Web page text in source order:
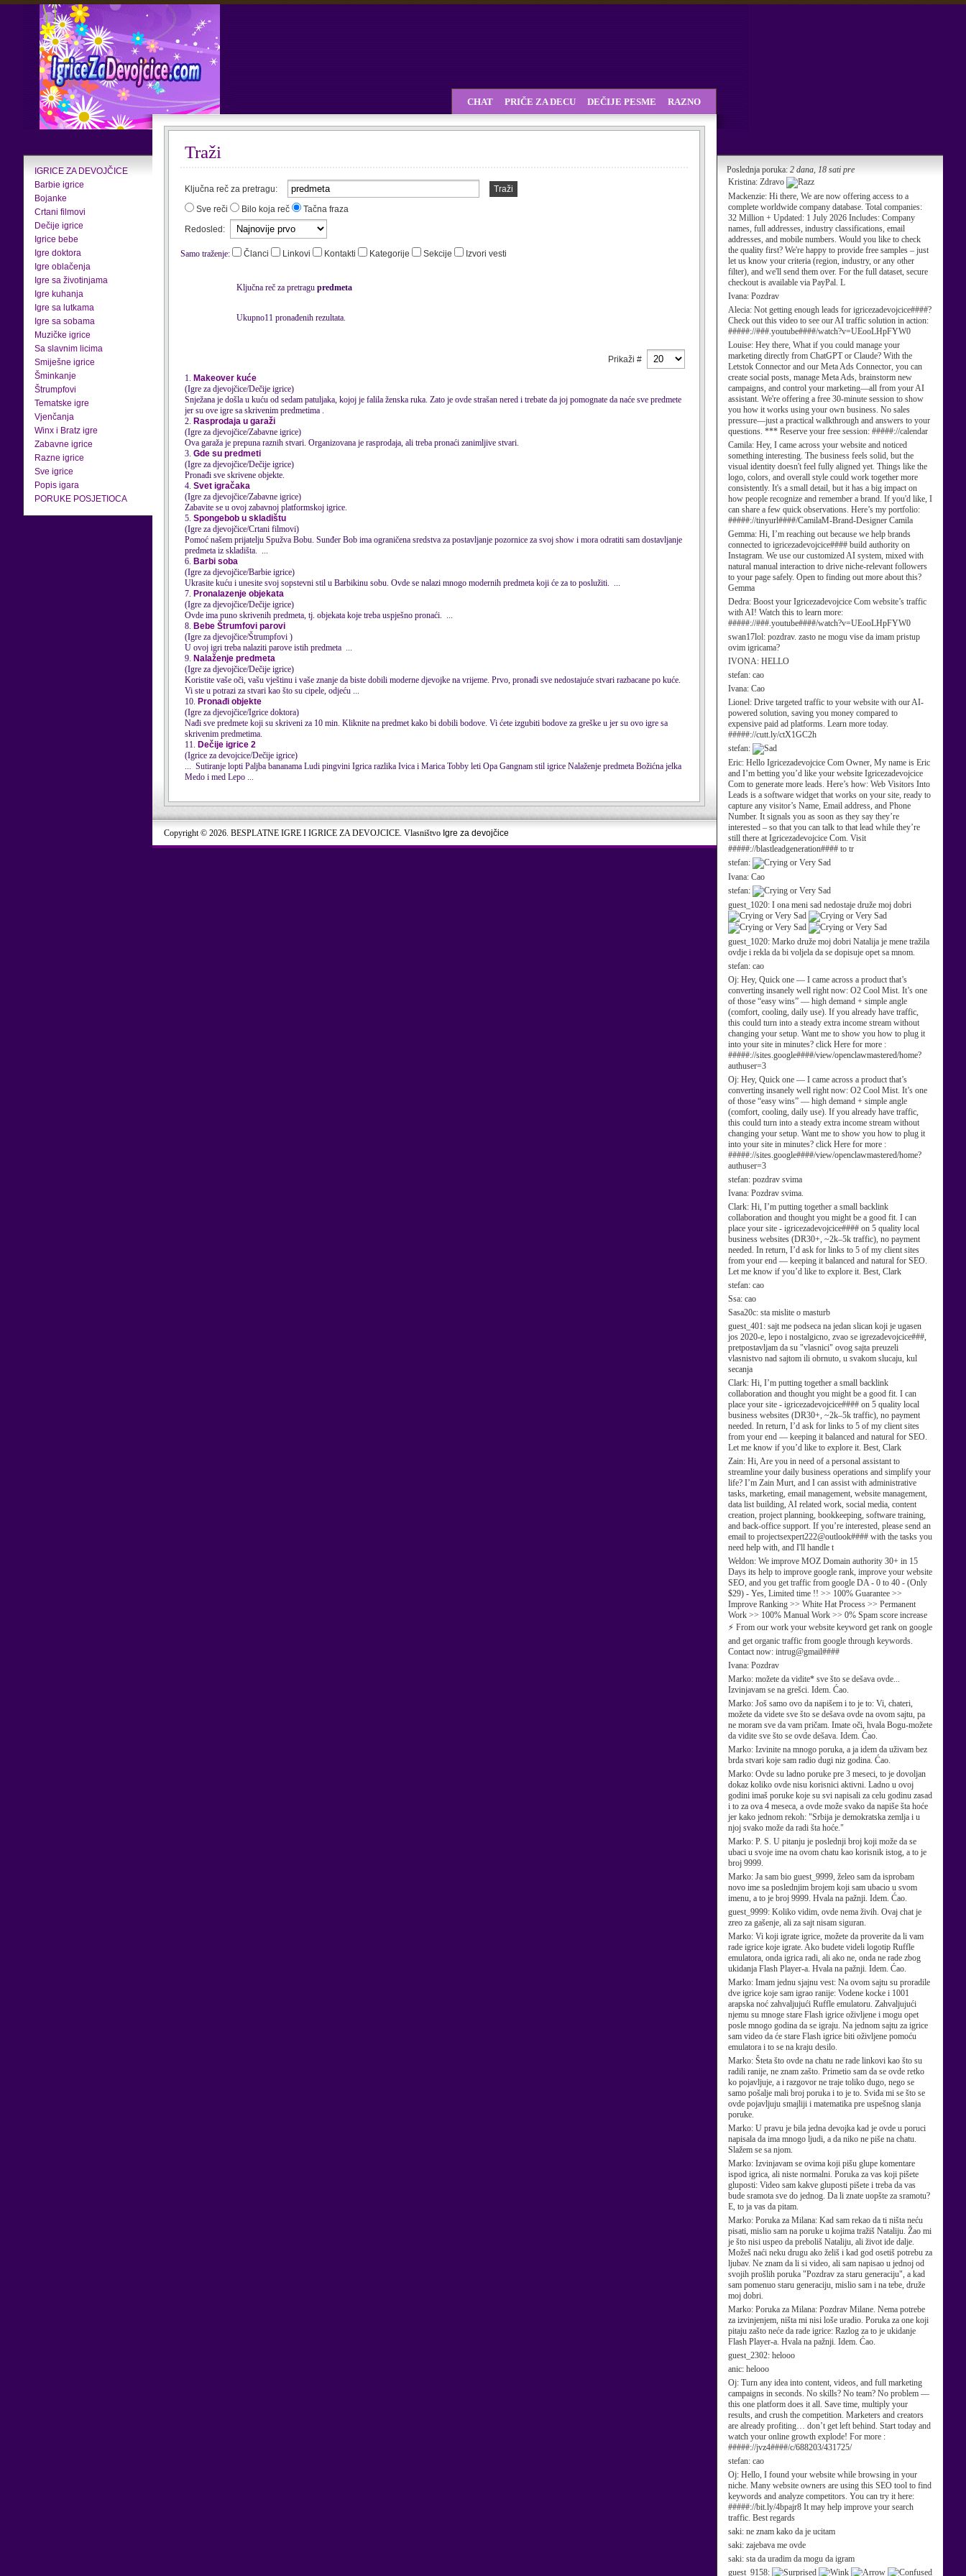
IGRICE ZA DEVOJČICE
Barbie igrice
Bojanke
Crtani filmovi
Dečije igrice
Igrice bebe
Igre doktora
Igre oblačenja
Igre sa životinjama
Igre kuhanja
Igre sa lutkama
Igre sa sobama
Muzičke igrice
Sa slavnim licima
Smiješne igrice
Šminkanje
Štrumpfovi
Tematske igre
Vjenčanja
Winx i Bratz igre
Zabavne igrice
Razne igrice
Sve igrice
Popis igara
PORUKE POSJETIOCA
Poslednja poruka: 2 dana, 18 sati pre
Kristina: Zdravo
Mackenzie: Hi there, We are now offering access to a
complete worldwide company database. Total companies:
32 Million + Updated: 1 July 2026 Includes: Company
names, full addresses, industry classifications, email
addresses, and mobile numbers. Would you like to check
the quality first? We're happy to provide free samples – just
let us know your criteria (region, industry, or any other
filter), and we'll send them over. For the full dataset, secure
checkout is available via PayPal. L
Ivana: Pozdrav
Alecia: Not getting enough leads for igricezadevojcice####?
Check out this video to see our AI traffic solution in action:
#####://###.youtube####/watch?v=UEooLHpFYW0
Louise: Hey there, What if you could manage your
marketing directly from ChatGPT or Claude? With the
Letstok Connector and our Meta Ads Connector, you can
create social posts, manage Meta Ads, brainstorm new
campaigns, and control your marketing—all from your AI
assistant. We're offering a free 30-minute session to show
you how it works using your own business. No sales
pressure—just a practical walkthrough and answers to your
questions. *** Reserve your free session: #####://calendar
Camila: Hey, I came across your website and noticed
something interesting. The business feels solid, but the
visual identity doesn't feel fully aligned yet. Things like the
logo, colors, and overall style could work together more
consistently. It's a small detail, but it has a big impact on
how people recognize and remember a brand. If you'd like, I
can share a few quick observations. Here’s my portfolio:
#####://tinyurl####/CamilaM-Brand-Designer Camila
Gemma: Hi, I’m reaching out because we help brands
connected to igricezadevojcice#### build authority on
Instagram. We use our customized AI system, mixed with
natural manual interaction to drive niche-relevant followers
to your page safely. Open to finding out more about this?
Gemma
Dedra: Boost your Igricezadevojcice Com website’s traffic
with AI! Watch this to learn more:
#####://###.youtube####/watch?v=UEooLHpFYW0
swan17lol: pozdrav. zasto ne mogu vise da imam pristup
ovim igricama?
IVONA: HELLO
stefan: cao
Ivana: Cao
Lionel: Drive targeted traffic to your website with our AI-
powered solution, saving you money compared to
expensive paid ad platforms. Learn more today.
#####://cutt.ly/ctX1GC2h
stefan:
Eric: Hello Igricezadevojcice Com Owner, My name is Eric
and I’m betting you’d like your website Igricezadevojcice
Com to generate more leads. Here’s how: Web Visitors Into
Leads is a software widget that works on your site, ready to
capture any visitor’s Name, Email address, and Phone
Number. It signals you as soon as they say they’re
interested – so that you can talk to that lead while they’re
still there at Igricezadevojcice Com. Visit
#####://blastleadgeneration#### to tr
stefan:
Ivana: Cao
stefan:
guest_1020: I ona meni sad nedostaje druže moj dobri
guest_1020: Marko druže moj dobri Natalija je mene tražila
ovdje i rekla da bi voljela da se dopisuje opet sa mnom.
stefan: cao
Oj: Hey, Quick one — I came across a product that’s
converting insanely well right now: O2 Cool Mist. It’s one
of those “easy wins” — high demand + simple angle
(comfort, cooling, daily use). If you already have traffic,
this could turn into a steady extra income stream without
changing your setup. Want me to show you how to plug it
into your site in minutes? click Here for more :
#####://sites.google####/view/openclawmastered/home?
authuser=3
Oj: Hey, Quick one — I came across a product that’s
converting insanely well right now: O2 Cool Mist. It’s one
of those “easy wins” — high demand + simple angle
(comfort, cooling, daily use). If you already have traffic,
this could turn into a steady extra income stream without
changing your setup. Want me to show you how to plug it
into your site in minutes? click Here for more :
#####://sites.google####/view/openclawmastered/home?
authuser=3
stefan: pozdrav svima
Ivana: Pozdrav svima.
Clark: Hi, I’m putting together a small backlink
collaboration and thought you might be a good fit. I can
place your site - igricezadevojcice#### on 5 quality local
business websites (DR30+, ~2k–5k traffic), no payment
needed. In return, I’d ask for links to 5 of my client sites
from your end — keeping it balanced and natural for SEO.
Let me know if you’d like to explore it. Best, Clark
stefan: cao
Ssa: cao
Sasa20c: sta mislite o masturb
guest_401: sajt me podseca na jedan slican koji je ugasen
jos 2020-e, lepo i nostalgicno, zvao se igrezadevojcice###,
pretpostavljam da su "vlasnici" ovog sajta preuzeli
vlasnistvo nad sajtom ili obrnuto, u svakom slucaju, kul
secanja
Clark: Hi, I’m putting together a small backlink
collaboration and thought you might be a good fit. I can
place your site - igricezadevojcice#### on 5 quality local
business websites (DR30+, ~2k–5k traffic), no payment
needed. In return, I’d ask for links to 5 of my client sites
from your end — keeping it balanced and natural for SEO.
Let me know if you’d like to explore it. Best, Clark
Zain: Hi, Are you in need of a personal assistant to
streamline your daily business operations and simplify your
life? I’m Zain Murt, and I can assist with administrative
tasks, marketing, email management, website management,
data list building, AI related work, social media, content
creation, project planning, bookkeeping, software training,
and back-office support. If you’re interested, please send an
email to projectsexpert222@outlook#### with the tasks you
need help with, and I'll handle t
Weldon: We improve MOZ Domain authority 30+ in 15
Days its help to improve google rank, improve your website
SEO, and you get traffic from google DA - 0 to 40 - (Only
$29) - Yes, Limited time !! >> 100% Guarantee >>
Improve Ranking >> White Hat Process >> Permanent
Work >> 100% Manual Work >> 0% Spam score increase
⚡ From our work your website keyword get rank on google
and get organic traffic from google through keywords.
Contact now: intrug@gmail####
Ivana: Pozdrav
Marko: možete da vidite* sve što se dešava ovde...
Izvinjavam se na grešci. Idem. Ćao.
Marko: Još samo ovo da napišem i to je to: Vi, chateri,
možete da videte sve što se dešava ovde na ovom sajtu, pa
ne moram sve da vam pričam. Imate oči, hvala Bogu-možete
da vidite sve što se ovde dešava. Idem. Ćao.
Marko: Izvinite na mnogo poruka, a ja idem da uživam bez
brda stvari koje sam radio dugi niz godina. Ćao.
Marko: Ovde su ladno poruke pre 3 meseci, to je dovoljan
dokaz koliko ovde nisu korisnici aktivni. Ladno u ovoj
godini imaš poruke koje su svi napisali za celu godinu zasad
i to za ova 4 meseca, a ovde može svako da napiše šta hoće
jer kako jednom rekoh: "Srbija je demokratska zemlja i u
njoj svako može da radi šta hoće."
Marko: P. S. U pitanju je poslednji broj koji može da se
ubaci u svoje ime na ovom chatu kao korisnik istog, a to je
broj 9999.
Marko: Ja sam bio guest_9999, želeo sam da isprobam
novo ime sa poslednjim brojem koji sam ubacio u svom
imenu, a to je broj 9999. Hvala na pažnji. Idem. Ćao.
guest_9999: Koliko vidim, ovde nema živih. Ovaj chat je
zreo za gašenje, ali za sajt nisam siguran.
Marko: Vi koji igrate igrice, možete da proverite da li vam
rade igrice koje igrate. Ako budete videli logotip Ruffle
emulatora, onda igrica radi, ali ako ne, onda ne rade zbog
ukidanja Flash Player-a. Hvala na pažnji. Idem. Ćao.
Marko: Imam jednu sjajnu vest: Na ovom sajtu su proradile
dve igrice koje sam igrao ranije: Vodene kocke i 1001
arapska noć zahvaljujući Ruffle emulatoru. Zahvaljujući
njemu su mnoge stare Flash igrice oživljene i mogu opet
posle mnogo godina da se igraju. Na jednom sajtu za igrice
sam video da će stare Flash igrice biti oživljene pomoću
emulatora i to se na kraju desilo.
Marko: Šteta što ovde na chatu ne rade linkovi kao što su
radili ranije, ne znam zašto. Primetio sam da se ovde retko
ko pojavljuje, a i razgovor ne traje toliko dugo, nego se
samo pošalje mali broj poruka i to je to. Sviđa mi se što se
ovde pojavljuju smajliji i matematika pre uspešnog slanja
poruke.
Marko: U pravu je bila jedna devojka kad je ovde u poruci
napisala da ima mnogo ljudi, a da niko ne piše na chatu.
Slažem se sa njom.
Marko: Izvinjavam se ovima koji pišu glupe komentare
ispod igrica, ali niste normalni. Poruka za vas koji pišete
gluposti: Video sam kakve gluposti pišete i treba da vas
bude sramota sve do jednog. Da li znate uopšte za sramotu?
E, to ja vas da pitam.
Marko: Poruka za Milana: Kad sam rekao da ti ništa neću
pisati, mislio sam na poruke u kojima tražiš Nataliju. Žao mi
je što nisi uspeo da preboliš Nataliju, ali život ide dalje.
Možeš naći neku drugu ako želiš i kad god osetiš potrebu za
ljubav. Ne znam da li si video, ali sam napisao u jednoj od
svojih prošlih poruka "Pozdrav za staru generaciju", a kad
sam pomenuo staru generaciju, mislio sam i na tebe, druže
moj dobri.
Marko: Poruka za Milana: Pozdrav Milane. Nema potrebe
za izvinjenjem, ništa mi nisi loše uradio. Poruka za one koji
pitaju zašto neće da rade igrice: Razlog za to je ukidanje
Flash Player-a. Hvala na pažnji. Idem. Ćao.
guest_2302: helooo
anic: helooo
Oj: Turn any idea into content, videos, and full marketing
campaigns in seconds. No skills? No team? No problem —
this one platform does it all. Save time, multiply your
results, and crush the competition. Marketers and creators
are already profiting… don’t get left behind. Start today and
watch your online growth explode! For more :
#####://jvz4####/c/688203/431725/
stefan: cao
Oj: Hello, I found your website while browsing in your
niche. Many website owners are using this SEO tool to find
keywords and analyze competitors. You can try it here:
#####://bit.ly/4bpajr8 It may help improve your search
traffic. Best regards
saki: ne znam kako da je ucitam
saki: zajebava me ovde
saki: sta da uradim da mogu da igram
guest_9158:
CHAT PRIČE ZA DECU DEČIJE PESME RAZNO
Traži
Ključna reč za pretragu:
Traži
Sve reči
Bilo koja reč
Tačna fraza
Redosled:
Samo traženje: Članci Linkovi Kontakti Kategorije Sekcije Izvori vesti
Ključna reč za pretragu predmeta
Ukupno11 pronađenih rezultata.
Prikaži #
1. Makeover kuće
(Igre za djevojčice/Dečije igrice)
Snježana je došla u kuću od sedam patuljaka, kojoj je falila ženska ruka. Zato je ovde strašan nered i trebate da joj pomognate da naće sve predmete
jer su ove igre sa skrivenim predmetima .
2. Rasprodaja u garaži
(Igre za djevojčice/Zabavne igrice)
Ova garaža je prepuna raznih stvari. Organizovana je rasprodaja, ali treba pronaći zanimljive stvari.
3. Gde su predmeti
(Igre za djevojčice/Dečije igrice)
Pronađi sve skrivene objekte.
4. Svet igračaka
(Igre za djevojčice/Zabavne igrice)
Zabavite se u ovoj zabavnoj platformskoj igrice.
5. Spongebob u skladištu
(Igre za djevojčice/Crtani filmovi)
Pomoć našem prijatelju Spužva Bobu. Sunđer Bob ima ograničena sredstva za postavljanje pozornice za svoj show i mora odratiti sam dostavljanje
predmeta iz skladišta. ...
6. Barbi soba
(Igre za djevojčice/Barbie igrice)
Ukrasite kuću i unesite svoj sopstevni stil u Barbikinu sobu. Ovde se nalazi mnogo modernih predmeta koji će za to poslužiti. ...
7. Pronalazenje objekata
(Igre za djevojčice/Dečije igrice)
Ovde ima puno skrivenih predmeta, tj. objekata koje treba uspješno pronaći. ...
8. Bebe Štrumfovi parovi
(Igre za djevojčice/Štrumpfovi )
U ovoj igri treba nalaziti parove istih predmeta ...
9. Nalaženje predmeta
(Igre za djevojčice/Dečije igrice)
Koristite vaše oči, vašu vještinu i vaše znanje da biste dobili moderne djevojke na vrijeme. Prvo, pronađi sve nedostajuće stvari razbacane po kuće.
Vi ste u potrazi za stvari kao što su cipele, odjeću ...
10. Pronađi objekte
(Igre za djevojčice/Igrice doktora)
Nađi sve predmete koji su skriveni za 10 min. Kliknite na predmet kako bi dobili bodove. Vi ćete izgubiti bodove za greške u jer su ovo igre sa
skrivenim predmetima.
11. Dečije igrice 2
(Igrice za devojcice/Dečije igrice)
... Sutiranje lopti Paljba bananama Ludi pingvini Igrica razlika Ivica i Marica Tobby leti Opa Gangnam stil igrice Nalaženje predmeta
Medo i med Lepo ...
Copyright © 2026. BESPLATNE IGRE I IGRICE ZA DEVOJCICE. Vlasništvo Igre za devojčice